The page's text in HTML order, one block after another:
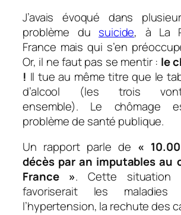
J’avais évoqué dans
problème du suicide, à La
France mais qui s’en
Or, il ne faut pas se mentir : le
! Il tue au même titre que le
d’alcool (les trois
ensemble). Le chômage
problème de santé publique.
Un rapport parle de «
décès par an imputables au
France ». Cette situation
favoriserait les maladies
l’hypertension, la rechute des